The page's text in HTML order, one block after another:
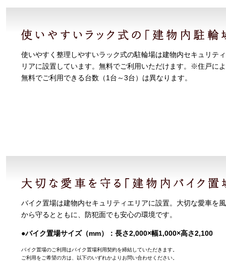
使いやすく整理しやすいラック式の駐輪場は建物内セキュリテ
リアに設置しています。無料でご利用いただけます。※住戸に
無料でご利用できる台数（1台～3台）は異なります。
バイク置場は建物内セキュリティエリアに設置。大切な愛車を
から守るとともに、防犯面でも安心の環境です。
●バイク置場サイズ（mm）：長さ2,000×幅1,000×高さ2,100
バイク置場のご利用はバイク置場利用契約を締結していただきます。
ご利用をご希望の方は、以下のいずれかよりお問い合わせください。